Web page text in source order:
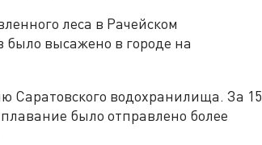
леса в Рачейском
было высажено в городе на
Саратовского водохранилища. За 15
было отправлено более